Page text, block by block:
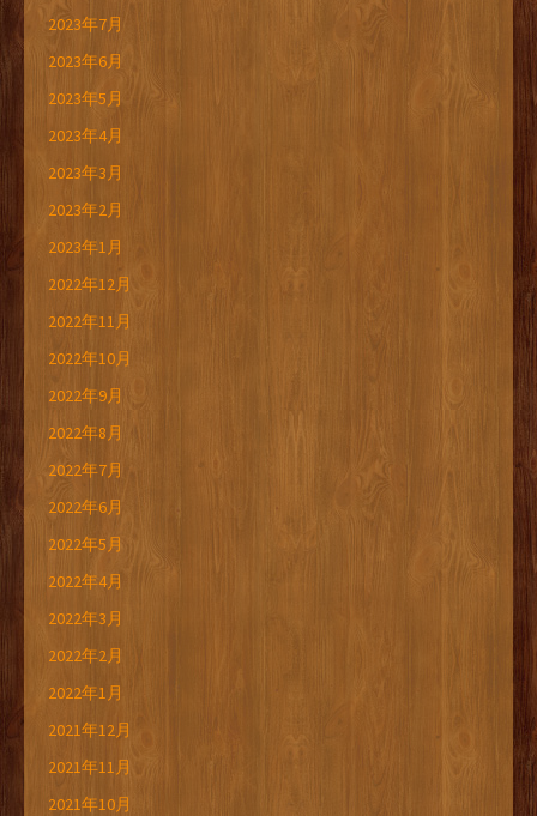
2023年7月
2023年6月
2023年5月
2023年4月
2023年3月
2023年2月
2023年1月
2022年12月
2022年11月
2022年10月
2022年9月
2022年8月
2022年7月
2022年6月
2022年5月
2022年4月
2022年3月
2022年2月
2022年1月
2021年12月
2021年11月
2021年10月